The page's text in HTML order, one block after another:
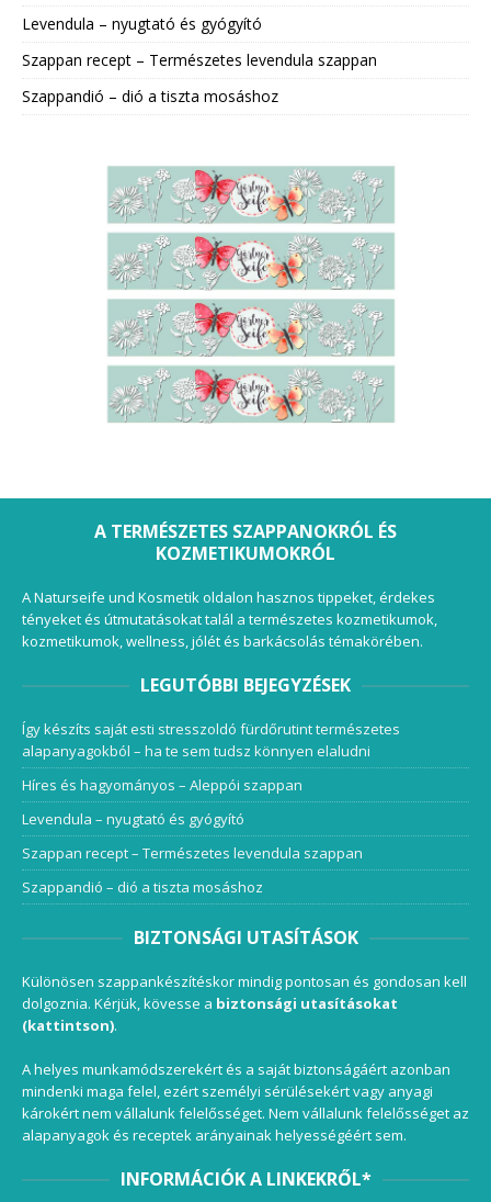
Levendula – nyugtató és gyógyító
Szappan recept – Természetes levendula szappan
Szappandió – dió a tiszta mosáshoz
A TERMÉSZETES SZAPPANOKRÓL ÉS
KOZMETIKUMOKRÓL
A Naturseife und Kosmetik oldalon hasznos tippeket, érdekes
tényeket és útmutatásokat talál a természetes kozmetikumok,
kozmetikumok, wellness, jólét és barkácsolás témakörében.
LEGUTÓBBI BEJEGYZÉSEK
Így készíts saját esti stresszoldó fürdőrutint természetes
alapanyagokból – ha te sem tudsz könnyen elaludni
Híres és hagyományos – Aleppói szappan
Levendula – nyugtató és gyógyító
Szappan recept – Természetes levendula szappan
Szappandió – dió a tiszta mosáshoz
BIZTONSÁGI UTASÍTÁSOK
Különösen szappankészítéskor mindig pontosan és gondosan kell
dolgoznia. Kérjük, kövesse a biztonsági utasításokat
(kattintson).
A helyes munkamódszerekért és a saját biztonságáért azonban
mindenki maga felel, ezért személyi sérülésekért vagy anyagi
károkért nem vállalunk felelősséget. Nem vállalunk felelősséget az
alapanyagok és receptek arányainak helyességéért sem.
INFORMÁCIÓK A LINKEKRŐL*